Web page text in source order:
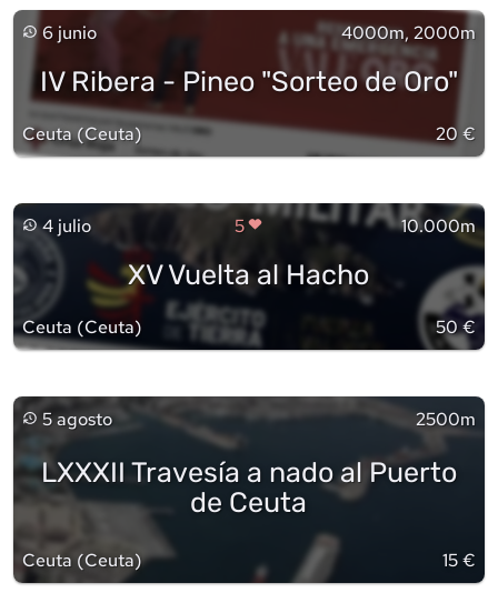
6 junio 4000m, 2000m
IV Ribera - Pineo "Sorteo de Oro"
Ceuta (Ceuta) 20 €
4 julio 5 10.000m
XV Vuelta al Hacho
Ceuta (Ceuta) 50 €
5 agosto 2500m
LXXXII Travesía a nado al Puerto
de Ceuta
Ceuta (Ceuta) 15 €